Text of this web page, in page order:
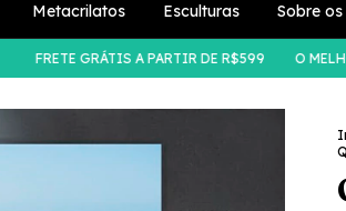
Metacrilatos Esculturas Sobre
FRETE GRÁTIS A PARTIR DE R$599 O MELHOR